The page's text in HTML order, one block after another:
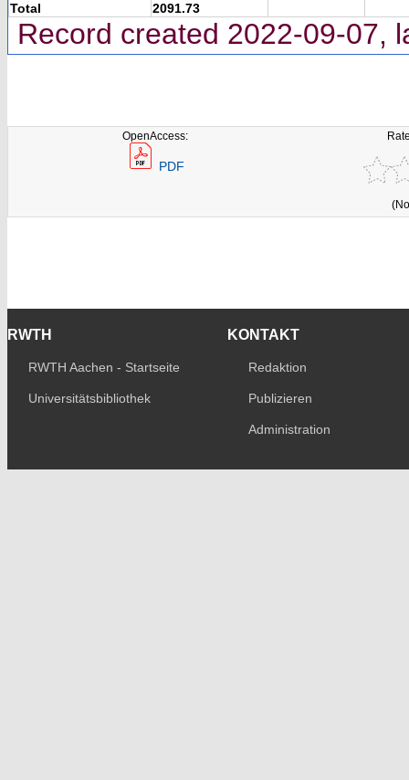
Total
2091.73
Record created 2022-09-07,
OpenAccess:
PDF
RWTH
RWTH Aachen - Startseite
Universitätsbibliothek
KONTAKT
Redaktion
Publizieren
Administration